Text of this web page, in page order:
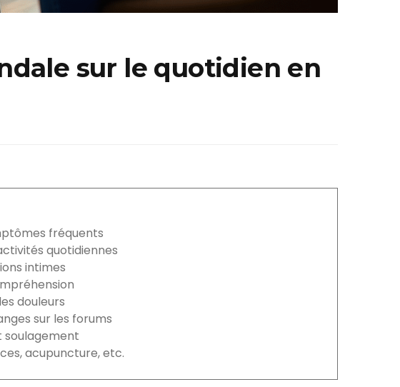
sur le quotidien en
fréquents
quotidiennes
intimes
douleurs
sur les forums
soulagement
acupuncture, etc.